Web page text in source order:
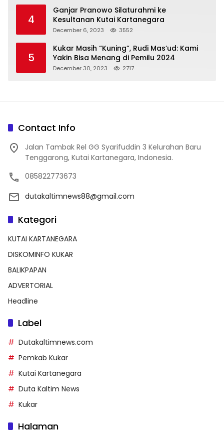
4
Ganjar Pranowo Silaturahmi ke
Kesultanan Kutai Kartanegara
December 6, 2023 3552
5
Kukar Masih “Kuning”, Rudi Mas’ud: Kami
Yakin Bisa Menang di Pemilu 2024
December 30, 2023 2717
Contact Info
Jalan Tambak Rel GG Syarifuddin 3 Kelurahan Baru
Tenggarong, Kutai Kartanegara, Indonesia.
085822773673
dutakaltimnews88@gmail.com
Kategori
KUTAI KARTANEGARA
DISKOMINFO KUKAR
BALIKPAPAN
ADVERTORIAL
Headline
Label
Dutakaltimnews.com
Pemkab Kukar
Kutai Kartanegara
Duta Kaltim News
Kukar
Halaman